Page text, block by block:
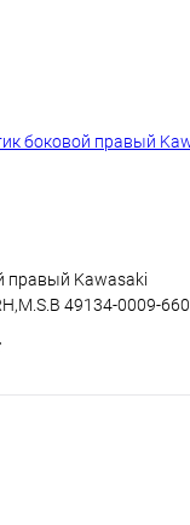
правый Kawasaki
49134-0009-660